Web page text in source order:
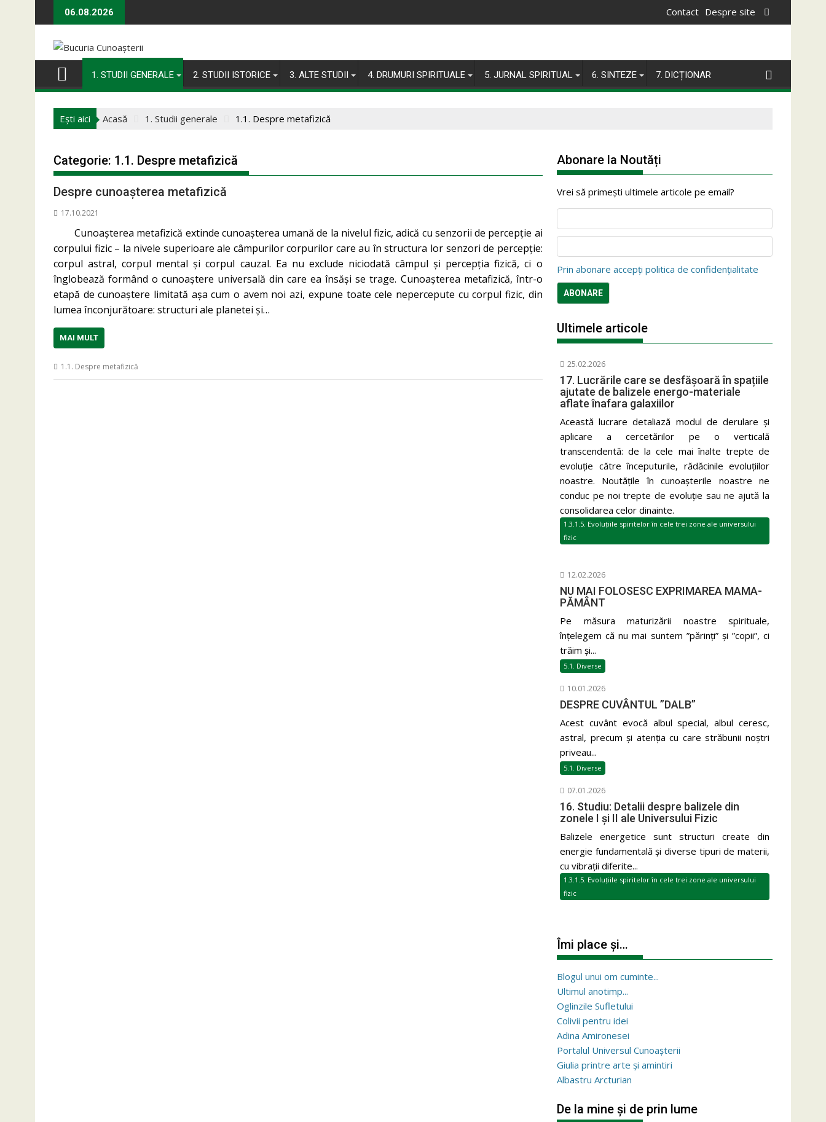
to
06.08.2026 Contact Despre site
1. STUDII GENERALE 2. STUDII ISTORICE 3. ALTE STUDII 4. DRUMURI SPIRITUALE 5. JURNAL SPIRITUAL 6. SINTEZE 7. DICȚIONAR
Ești aici Acasă 1. Studii generale 1.1. Despre metafizică
Categorie: 1.1. Despre metafizică
Despre cunoașterea metafizică
17.10.2021
Cunoașterea metafizică extinde cunoașterea umană de la nivelul fizic, adică cu senzorii de percepție ai
corpului fizic – la nivele superioare ale câmpurilor corpurilor care au în structura lor senzori de percepție:
corpul astral, corpul mental și corpul cauzal. Ea nu exclude niciodată câmpul și percepția fizică, ci o
înglobează formând o cunoaștere universală din care ea însăși se trage. Cunoașterea metafizică, într-o
etapă de cunoaștere limitată așa cum o avem noi azi, expune toate cele nepercepute cu corpul fizic, din
lumea înconjurătoare: structuri ale planetei și…
MAI MULT
1.1. Despre metafizică
Abonare la Noutăți
Vrei să primești ultimele articole pe email?
Prin abonare accepți politica de confidențialitate
Ultimele articole
25.02.2026
17. Lucrările care se desfășoară în spațiile
ajutate de balizele energo-materiale
aflate înafara galaxiilor
Această lucrare detaliază modul de derulare și
aplicare a cercetărilor pe o verticală
transcendentă: de la cele mai înalte trepte de
evoluție către începuturile, rădăcinile evoluțiilor
noastre. Noutățile în cunoașterile noastre ne
conduc pe noi trepte de evoluție sau ne ajută la
consolidarea celor dinainte.
1.3.1.5. Evoluțiile spiritelor în cele trei zone ale universului
fizic
12.02.2026
NU MAI FOLOSESC EXPRIMAREA MAMA-
PĂMÂNT
Pe măsura maturizării noastre spirituale,
înțelegem că nu mai suntem ”părinți” și ”copii”, ci
trăim și...
5.1. Diverse
10.01.2026
DESPRE CUVÂNTUL ”DALB”
Acest cuvânt evocă albul special, albul ceresc,
astral, precum și atenția cu care străbunii noștri
priveau...
5.1. Diverse
07.01.2026
16. Studiu: Detalii despre balizele din
zonele I și II ale Universului Fizic
Balizele energetice sunt structuri create din
energie fundamentală și diverse tipuri de materii,
cu vibrații diferite...
1.3.1.5. Evoluțiile spiritelor în cele trei zone ale universului
fizic
Îmi place și…
Blogul unui om cuminte...
Ultimul anotimp...
Oglinzile Sufletului
Colivii pentru idei
Adina Amironesei
Portalul Universul Cunoașterii
Giulia printre arte și amintiri
Albastru Arcturian
De la mine și de prin lume